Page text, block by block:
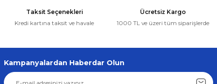
Taksit Seçenekleri
Kredi kartına taksit ve havale
Ücretsiz Kargo
1000 TL ve üzeri tüm siparişlerde
Kampanyalardan Haberdar Olun